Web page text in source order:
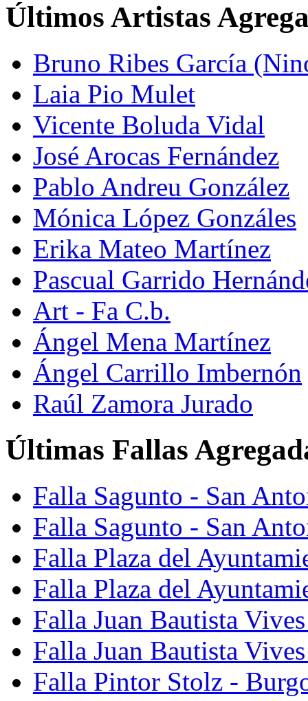
Últimos Artistas
Bruno Ribes García
Laia Pio Mulet
Vicente Boluda Vidal
José Arocas Fernández
Pablo Andreu González
Mónica López Gonzáles
Erika Mateo Martínez
Pascual Garrido
Art - Fa C.b.
Ángel Mena Martínez
Ángel Carrillo Imbernón
Raúl Zamora Jurado
Últimas Fallas
Falla Sagunto - San
Falla Sagunto - San
Falla Plaza del
Falla Plaza del
Falla Juan Bautista
Falla Juan Bautista
Falla Pintor Stolz -